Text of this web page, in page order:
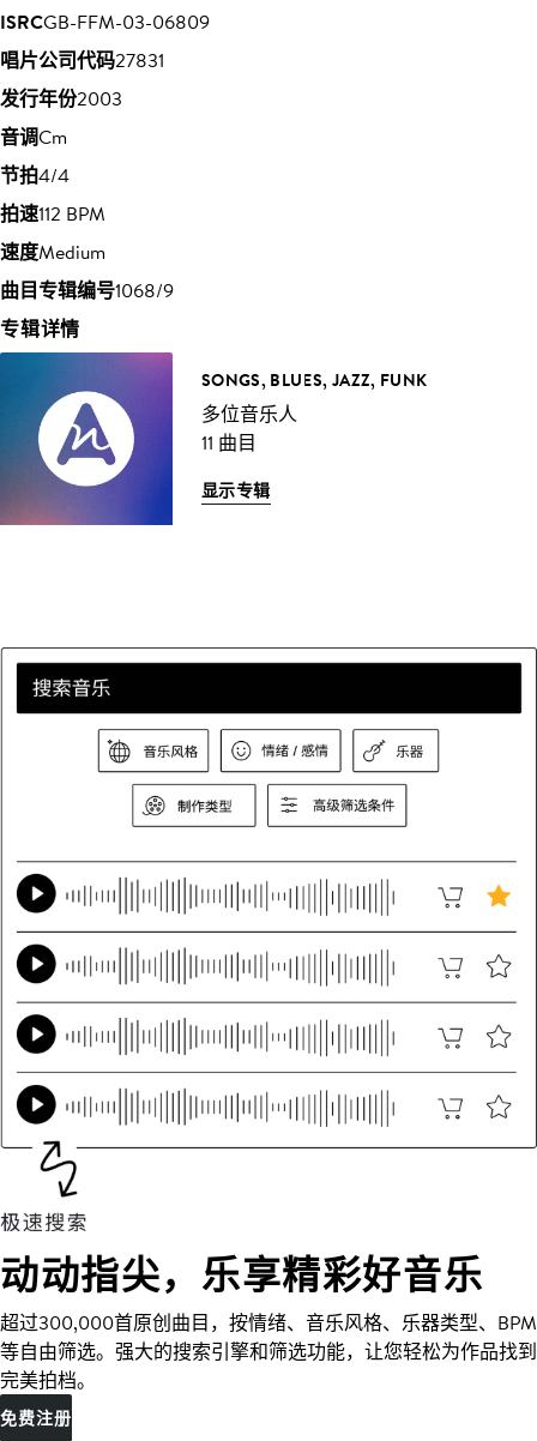
ISRCGB-FFM-03-06809
唱片公司代码27831
发行年份2003
音调Cm
节拍4/4
拍速112 BPM
速度Medium
曲目专辑编号1068/9
专辑详情
SONGS, BLUES, JAZZ, FUNK
多位音乐人
11 曲目
显示专辑
动动指尖，乐享精彩好音乐
超过300,000首原创曲目，按情绪、音乐风格、乐器类型、BPM
等自由筛选。强大的搜索引擎和筛选功能，让您轻松为作品找到
完美拍档。
免费注册